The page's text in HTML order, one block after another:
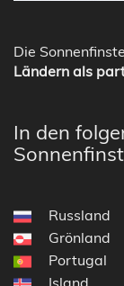
Die
Ländern als
In den
Russland
Grönland
Portugal
Island